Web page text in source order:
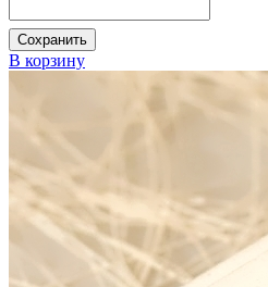
Сохранить
В корзину